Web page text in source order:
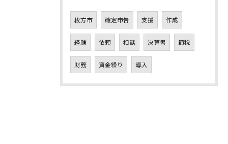
枚方市 確定申告 支援 作成
経験 依頼 相談 決算書 節税
財務 資金繰り 導入